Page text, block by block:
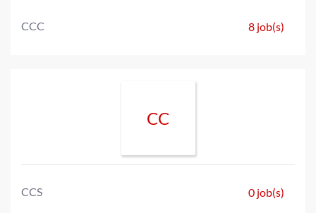
CCC 8 job(s)
CC
CCS 0 job(s)